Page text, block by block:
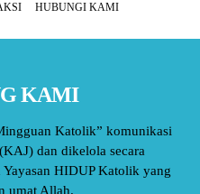
HUBUNGI KAMI
KAMI
Katolik” komunikasi
dan dikelola secara
HIDUP Katolik yang
umat Allah.